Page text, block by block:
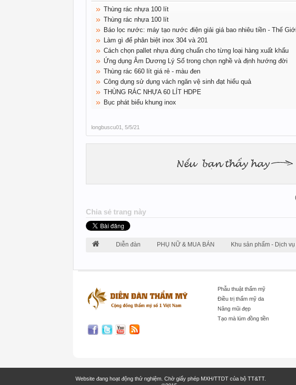
Thùng rác nhựa 100 lít
Thùng rác nhựa 100 lít
Báo lọc nước: máy tạo nước điện giải giá bao nhiêu tiền - Thế
Làm gì để phân biệt inox 304 và 201
Cách chọn pallet nhựa đúng chuẩn cho từng loại hàng xuất khẩu
Ứng dụng Âm Dương Lý Số trong chọn nghề và định hướng đời
Thùng rác 660 lít giá rẻ - màu đen
Công dụng sử dụng vách ngăn vệ sinh đạt hiểu quả
THÙNG RÁC NHỰA 60 LÍT HDPE
Bục phát biểu khung inox
longbuscu01 5/5/21
Chia sẻ trang này
Diễn đàn PHỤ NỮ & MUA BÁN Khu sản phẩm - Dịch
Phẫu thuật thẩm mỹ
Điều trị thẩm mỹ da
Nâng mũi đẹp
Tạo mà lúm đồng tiền
Website đang hoạt động thử nghiệm. Chờ giấy phép MXH/TTDT của bộ TT&TT.